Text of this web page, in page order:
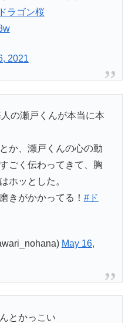
ラゴン桜
2021
の瀬戸くんが本当に本
か、瀬戸くんの心の動
ごく伝わってきて、胸
ホッとした。
きがかかってる！ #ド
May 16,
とかっこい